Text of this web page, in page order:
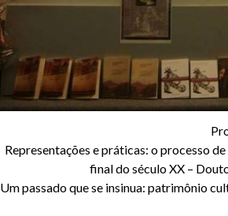
Representações e práticas: o processo
final do século XX –
Um passado que se insinua: patrimônio